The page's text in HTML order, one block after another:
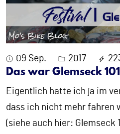
09 Sep. 2017
Das war Glemseck
Eigentlich hatte ich ja im
dass ich nicht mehr fahren
(siehe auch hier: Glemseck 101 -